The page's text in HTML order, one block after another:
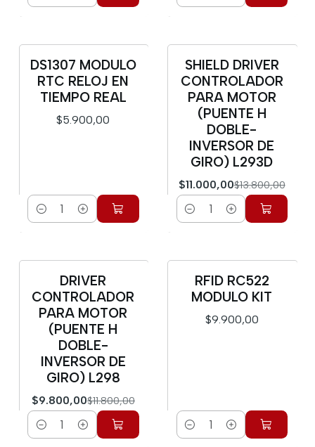
DS1307 MODULO
RTC RELOJ EN
TIEMPO REAL
$5.900,00
Cantidad
-20%
SHIELD DRIVER
CONTROLADOR
PARA MOTOR
(PUENTE H
DOBLE-
INVERSOR DE
GIRO) L293D
$11.000,00$13.800,00
Cantidad
-17%
DRIVER
CONTROLADOR
PARA MOTOR
(PUENTE H
DOBLE-
INVERSOR DE
GIRO) L298
$9.800,00$11.800,00
Cantidad
RFID RC522
MODULO KIT
$9.900,00
Cantidad